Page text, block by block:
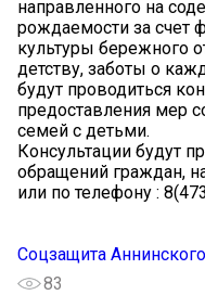
направленного на
рождаемости за счет
культуры бережного
детству, заботы о
будут проводиться
предоставления мер
семей с детьми.
Консультации будут
обращений граждан,
или по телефону :
Соцзащита
83